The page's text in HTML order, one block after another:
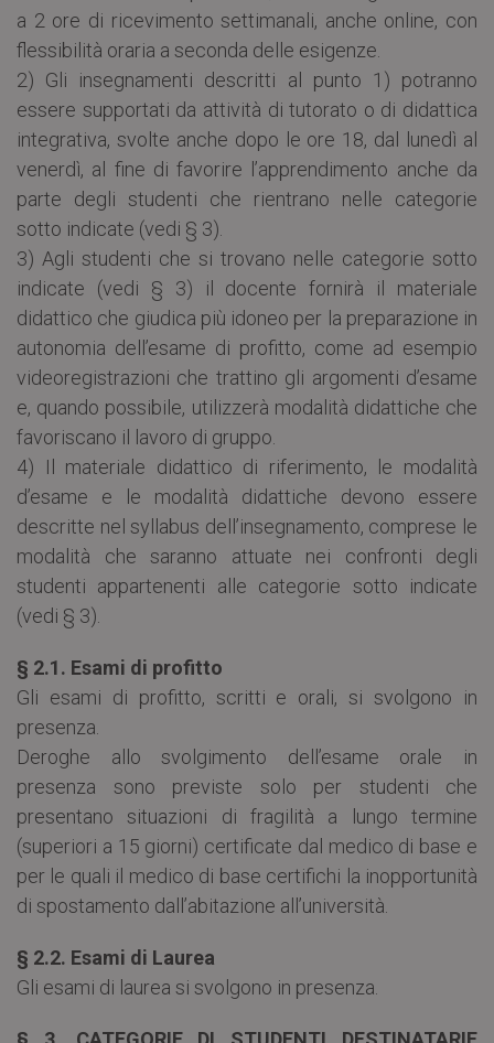
a 2 ore di ricevimento settimanali, anche online, con
flessibilità oraria a seconda delle esigenze.
2) Gli insegnamenti descritti al punto 1) potranno
essere supportati da attività di tutorato o di didattica
integrativa, svolte anche dopo le ore 18, dal lunedì al
venerdì, al fine di favorire l’apprendimento anche da
parte degli studenti che rientrano nelle categorie
sotto indicate (vedi § 3).
3) Agli studenti che si trovano nelle categorie sotto
indicate (vedi § 3) il docente fornirà il materiale
didattico che giudica più idoneo per la preparazione in
autonomia dell’esame di profitto, come ad esempio
videoregistrazioni che trattino gli argomenti d’esame
e, quando possibile, utilizzerà modalità didattiche che
favoriscano il lavoro di gruppo.
4) Il materiale didattico di riferimento, le modalità
d’esame e le modalità didattiche devono essere
descritte nel syllabus dell’insegnamento, comprese le
modalità che saranno attuate nei confronti degli
studenti appartenenti alle categorie sotto indicate
(vedi § 3).
§ 2.1. Esami di profitto
Gli esami di profitto, scritti e orali, si svolgono in
presenza.
Deroghe allo svolgimento dell’esame orale in
presenza sono previste solo per studenti che
presentano situazioni di fragilità a lungo termine
(superiori a 15 giorni) certificate dal medico di base e
per le quali il medico di base certifichi la inopportunità
di spostamento dall’abitazione all’università.
§ 2.2. Esami di Laurea
Gli esami di laurea si svolgono in presenza.